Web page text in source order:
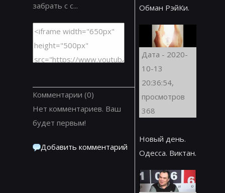
забрать с с...
Комментарии (0)
Нет комментариев. Ваш
будет первым!
Добавить комментарий
Обман РэйКи.
Дата - 2020-
10-13
20:36:54,
просмотров
368
Новый день.
Одесса. Виктан.